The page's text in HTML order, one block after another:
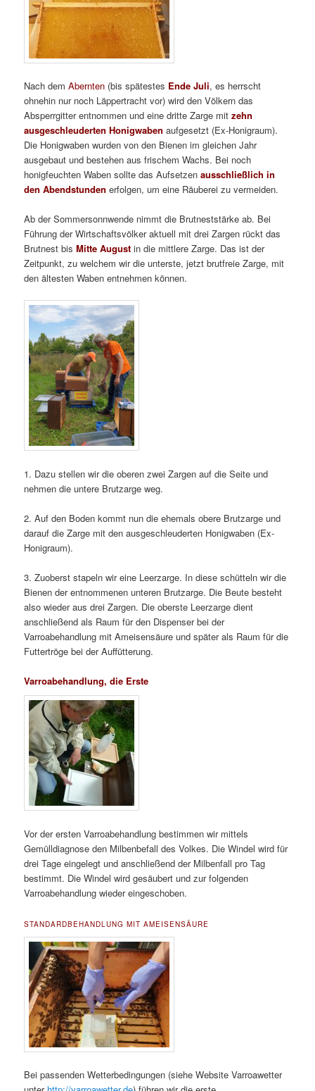
Nach demAbernten (bis spätestes Ende Juli, es herrscht
ohnehin nur noch Läppertracht vor) wird den Völkern das
Absperrgitter entnommen und eine dritte Zarge mitzehn
ausgeschleuderten Honigwaben aufgesetzt (Ex-Honigraum).
Die Honigwaben wurden von den Bienen im gleichen Jahr
ausgebaut und bestehen aus frischem Wachs. Bei noch
honigfeuchten Waben sollte das Aufsetzenausschließlich in
den Abendstunden erfolgen, um eine Räuberei zu vermeiden.
Ab der Sommersonnwende nimmt die Brutneststärke ab. Bei
Führung der Wirtschaftsvölker aktuell mit drei Zargen rückt das
Brutnest bisMitte August in die mittlere Zarge. Das ist der
Zeitpunkt, zu welchem wir die unterste, jetzt brutfreie Zarge, mit
den ältesten Waben entnehmen können.
1. Dazu stellen wir die oberen zwei Zargen auf die Seite und
nehmen die untere Brutzarge weg.
2. Auf den Boden kommt nun die ehemals obere Brutzarge und
darauf die Zarge mit den ausgeschleuderten Honigwaben (Ex-
Honigraum).
3. Zuoberst stapeln wir eine Leerzarge. In diese schütteln wir die
Bienen der entnommenen unteren Brutzarge. Die Beute besteht
also wieder aus drei Zargen. Die oberste Leerzarge dient
anschließend als Raum für den Dispenser bei der
Varroabehandlung mit Ameisensäure und später als Raum für die
Futtertröge bei der Auffütterung.
Varroabehandlung, die Erste
Vor der ersten Varroabehandlung bestimmen wir mittels
Gemülldiagnose den Milbenbefall des Volkes. Die Windel wird für
drei Tage eingelegt und anschließend der Milbenfall pro Tag
bestimmt. Die Windel wird gesäubert und zur folgenden
Varroabehandlung wieder eingeschoben.
STANDARDBEHANDLUNG MIT AMEISENSÄURE
Bei passenden Wetterbedingungen (siehe Website Varroawetter